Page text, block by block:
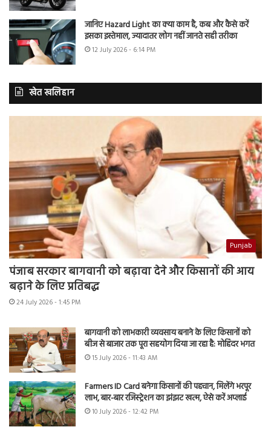
जानिए Hazard Light का क्या काम है, कब और कैसे करें
इसका इस्तेमाल, ज्यादातर लोग नहीं जानते सही तरीका
12 July 2026 - 6:14 PM
खेत खलिहान
Punjab
पंजाब सरकार बागवानी को बढ़ावा देने और किसानों की आय
बढ़ाने के लिए प्रतिबद्ध
24 July 2026 - 1:45 PM
बागवानी को लाभकारी व्यवसाय बनाने के लिए किसानों को
बीज से बाजार तक पूरा सहयोग दिया जा रहा है: मोहिंदर भगत
15 July 2026 - 11:43 AM
Farmers ID Card बनेगा किसानों की पहचान, मिलेंगे भरपूर
लाभ, बार-बार रजिस्ट्रेशन का झंझट खत्म, ऐसे करें अप्लाई
10 July 2026 - 12:42 PM